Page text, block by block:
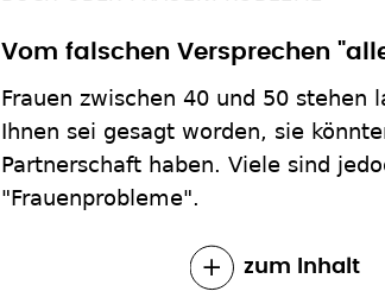
Vom falschen Versprechen
Frauen zwischen 40 und 50 stehen
Ihnen sei gesagt worden, sie
Partnerschaft haben. Viele sind
"Frauenprobleme".
zum Inhalt